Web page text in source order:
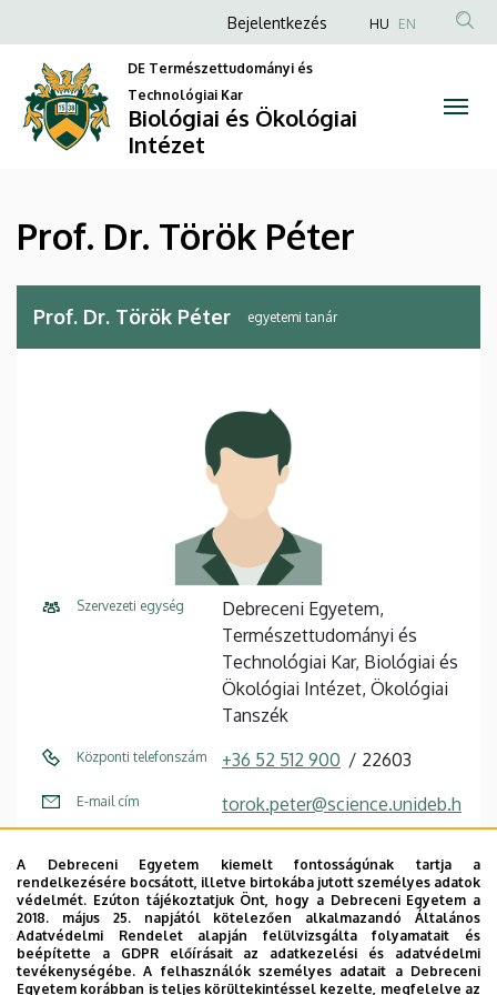
Dr.
Török
Péter
Biológiai
és
Ökológiai
a
tartalomra
Anonim
Felhasználói
fiók
menüje
Bejelentkezés HU EN
DE Természettudományi és
Technológiai Kar
Biológiai és Ökológiai
Intézet
Prof. Dr. Török Péter
Prof. Dr. Török Péter egyetemi tanár
Szervezeti egység
Debreceni Egyetem,
Természettudományi és
Technológiai Kar, Biológiai és
Ökológiai Intézet, Ökológiai
Tanszék
Központi telefonszám +36 52 512 900 22603
E-mail cím
torok.peter@science.unideb.h
u
Fax +36 52 431 148
Cím
4032 Debrecen, Egyetem tér
1.
Épület Ökológia épület
A Debreceni Egyetem kiemelt fontosságúnak tartja a
rendelkezésére bocsátott, illetve birtokába jutott személyes adatok
védelmét. Ezúton tájékoztatjuk Önt, hogy a Debreceni Egyetem a
2018. május 25. napjától kötelezően alkalmazandó Általános
Adatvédelmi Rendelet alapján felülvizsgálta folyamatait és
beépítette a GDPR előírásait az adatkezelési és adatvédelmi
tevékenységébe. A felhasználók személyes adatait a Debreceni
Egyetem korábban is teljes körültekintéssel kezelte, megfelelve az